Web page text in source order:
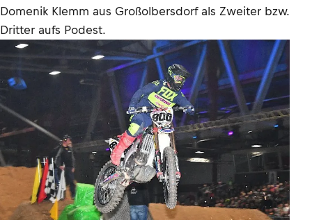
Domenik Klemm aus Großolbersdorf als Zweiter bzw.
Dritter aufs Podest.